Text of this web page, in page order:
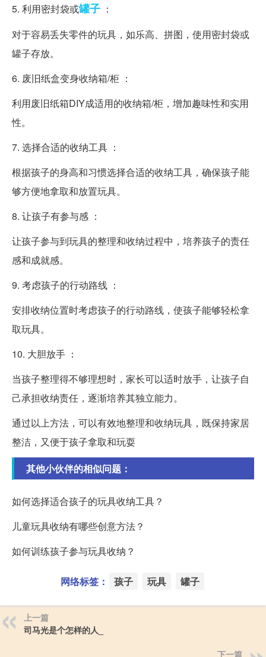
5. 利用密封袋或罐子 ：
对于容易丢失零件的玩具，如乐高、拼图，使用密封袋或
罐子存放。
6. 废旧纸盒变身收纳箱/柜 ：
利用废旧纸箱DIY成适用的收纳箱/柜，增加趣味性和实用
性。
7. 选择合适的收纳工具 ：
根据孩子的身高和习惯选择合适的收纳工具，确保孩子能
够方便地拿取和放置玩具。
8. 让孩子有参与感 ：
让孩子参与到玩具的整理和收纳过程中，培养孩子的责任
感和成就感。
9. 考虑孩子的行动路线 ：
安排收纳位置时考虑孩子的行动路线，使孩子能够轻松拿
取玩具。
10. 大胆放手 ：
当孩子整理得不够理想时，家长可以适时放手，让孩子自
己承担收纳责任，逐渐培养其独立能力。
通过以上方法，可以有效地整理和收纳玩具，既保持家居
整洁，又便于孩子拿取和玩耍
其他小伙伴的相似问题：
如何选择适合孩子的玩具收纳工具？
儿童玩具收纳有哪些创意方法？
如何训练孩子参与玩具收纳？
网络标签： 孩子 玩具 罐子
上一篇
司马光是个怎样的人_
下一篇